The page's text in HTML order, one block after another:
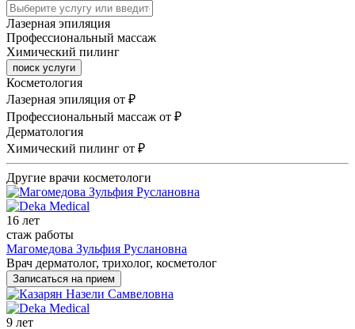
Лазерная эпиляция
Профессиональный массаж
Химический пилинг
поиск услуги
Косметология
Лазерная эпиляция от ₽
Профессиональный массаж от ₽
Дерматология
Химический пилинг от ₽
Другие врачи косметологи
16 лет
стаж работы
Магомедова Зульфия Руслановна
Врач дерматолог, трихолог, косметолог
Записаться на прием
9 лет